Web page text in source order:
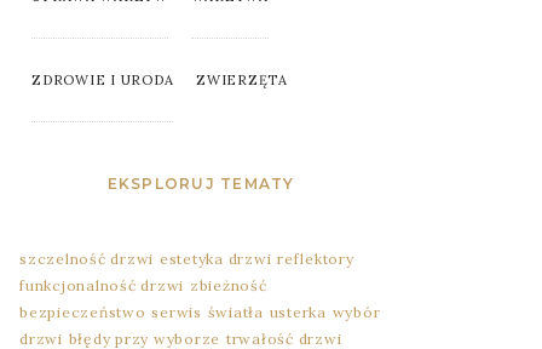
ZDROWIE I URODA ZWIERZĘTA
EKSPLORUJ TEMATY
szczelność drzwi estetyka drzwi reflektory
funkcjonalność drzwi zbieżność
bezpieczeństwo serwis światła usterka wybór
drzwi błędy przy wyborze trwałość drzwi